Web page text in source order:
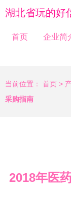
湖北省玩的好
首页 企业简
当前位置： 首页 >
采购指南
2018年医